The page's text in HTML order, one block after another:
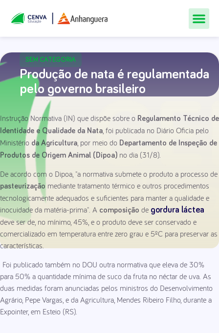
SEM CATEGORIA
Produção de nata é regulamentada
pelo governo brasileiro
Instrução Normativa (IN) que dispõe sobre o Regulamento Técnico de
Identidade e Qualidade da Nata, foi publicada no Diário Oficia pelo
Ministério da Agricultura, por meio do Departamento de Inspeção de
Produtos de Origem Animal (Dipoa) no dia (31/8).
De acordo com o Dipoa, "a normativa submete o produto a processo de
pasteurização mediante tratamento térmico e outros procedimentos
tecnologicamente adequados e suficientes para manter a qualidade e
inocuidade da matéria-prima". A composição de gordura láctea
deve ser de, no mínimo, 45%, e o produto deve ser conservado e
comercializado em temperatura entre zero grau e 5ºC para preservar as
características.
Foi publicado também no DOU outra normativa que eleva de 30%
para 50% a quantidade mínima de suco da fruta no néctar de uva. As
duas medidas foram anunciadas pelos ministros do Desenvolvimento
Agrário, Pepe Vargas, e da Agricultura, Mendes Ribeiro Filho, durante a
Expointer, em Esteio (RS).